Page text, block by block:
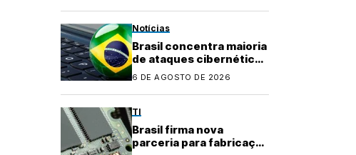
Notícias
Brasil concentra maioria
de ataques cibernéticos
na América Latina
6 DE AGOSTO DE 2026
TI
Brasil firma nova
parceria para fabricação